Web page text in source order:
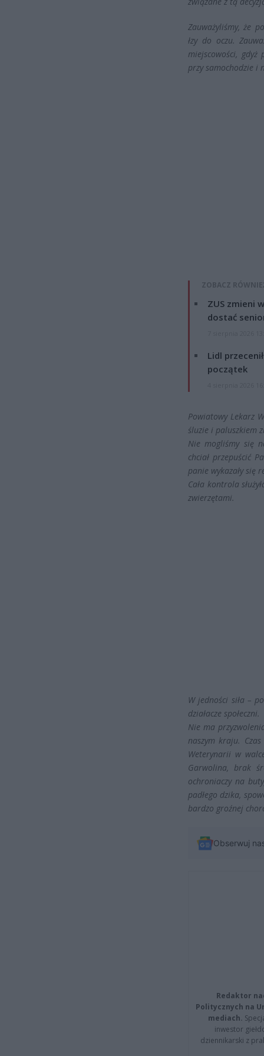
Zauważyliśmy, że
łzy do oczu.
miejscowości,
przy samochodzie i
ZOBACZ
ZUS zmieni
dostać
Lidl
początek
Powiatowy Lekarz
śluzie i paluszkiem
Nie mogliśmy się
chciał przepuścić
panie wykazały się
Cała kontrola
zwierzętami.
W jedności siła –
działacze społeczni.
Nie ma
naszym kraju.
Weterynarii w
Garwolina, brak
ochroniaczy na
padłego dzika,
bardzo groźnej
Obserwuj
Redaktor
Politycznych na
mediach.
inwestor
dziennikarski z